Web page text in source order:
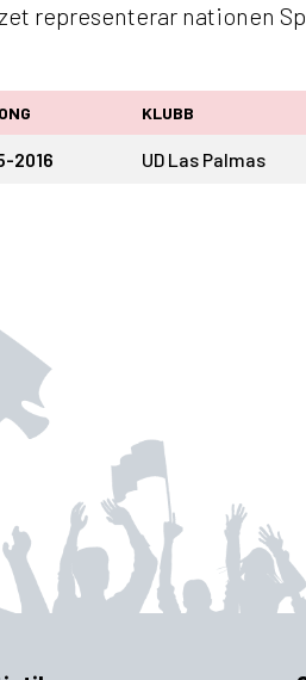
representerar nationen
KLUBB
2016 UD Las Palmas